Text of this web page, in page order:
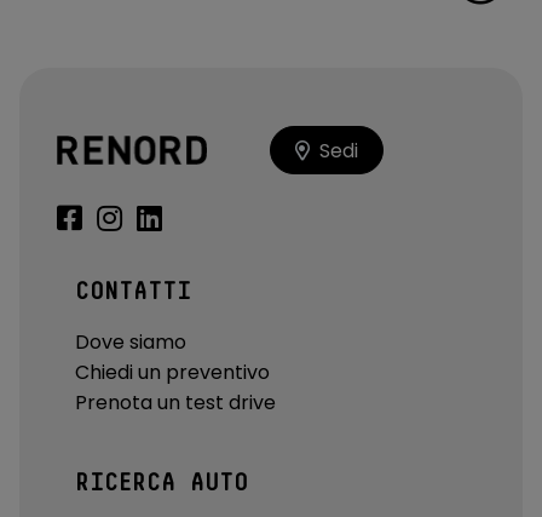
Sedi
CONTATTI
Dove siamo
Chiedi un preventivo
Prenota un test drive
RICERCA AUTO